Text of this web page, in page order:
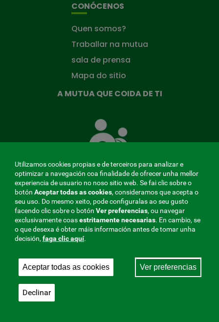
CONÓCENOS
Quen somos?
Traballar na mutua
sala de prensa
Mapa do sitio
A MUTUA QUE COIDA DE TI
Mutua
que
MENÚ
REDES
SOCIALES
V20
Aviso legal|Privacidade
Mutua Colaboradora coa Seguridade Social, 275.
Utilizamos cookies propias e de terceiros para analizar e
optimizar a navegación coa finalidade de ofrecer unha mellor
experiencia de usuario no noso sitio web. Se fai clic sobre o
botón Aceptar todas as cookies, consideramos que acepta o
seu uso. Do mesmo xeito, pode configuralas ao seu gusto
facendo clic sobre o botón Ver preferencias, ou navegar
exclusivamente coasestritamentenecesarias. En cambio, se
o que desexa é obter máis información antes de tomar unha
decisión, faga clic aquí.
Aceptar todas as cookies Ver preferencias
Declinar